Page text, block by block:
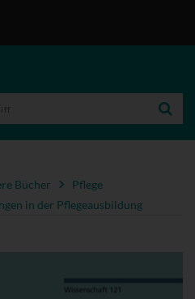
Bücher
Pflege
in der Pflegeausbildung